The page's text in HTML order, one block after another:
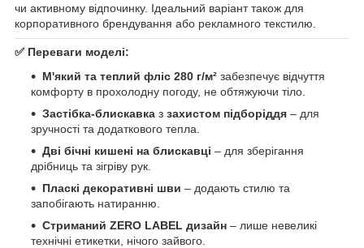
чи активному відпочинку. Ідеальний варіант також для
корпоративного брендування або рекламного текстилю.
✅ Переваги моделі:
М'який та теплий фліс 280 г/м² забезпечує відчуття
комфорту в прохолодну погоду, не обтяжуючи тіло.
Застібка-блискавка з захистом підборіддя – для
зручності та додаткового тепла.
Дві бічні кишені на блискавці – для зберігання
дрібниць та зігріву рук.
Пласкі декоративні шви – додають стилю та
запобігають натиранню.
Стриманий ZERO LABEL дизайн – лише невеликі
технічні етикетки, нічого зайвого.